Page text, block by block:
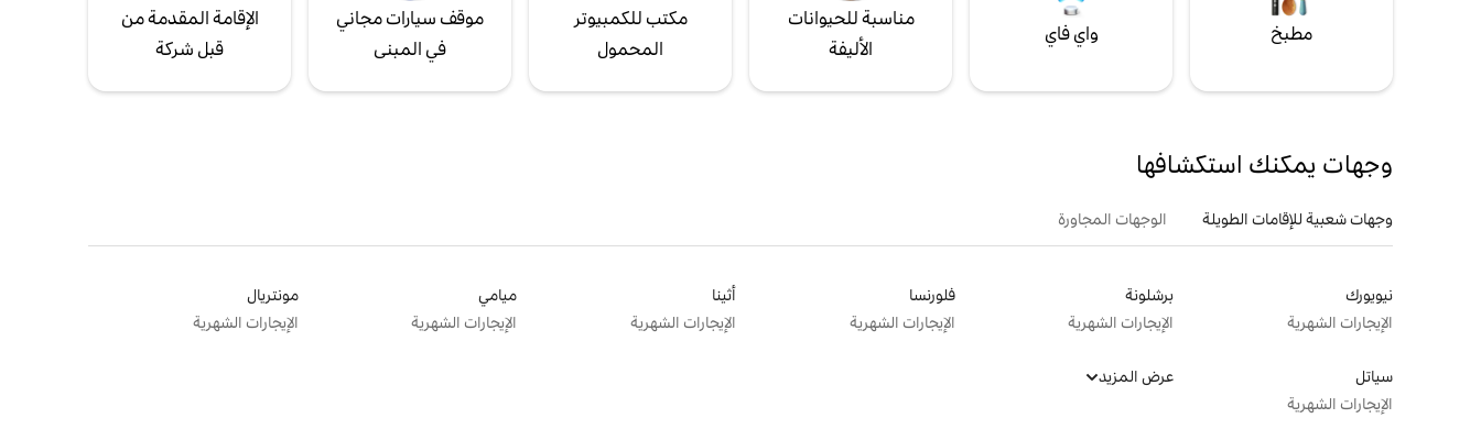
مطبخ واي فاي
مناسبة للحيوانات
الأليفة
مكتب للكمبيوتر
المحمول
موقف سيارات مجاني
في المبنى
الإقامة المقدمة من
قبل شركة
وجهات يمكنك استكشافها
وجهات شعبية للإقامات الطويلة الوجهات المجاورة
نيويورك
الإيجارات الشهرية
برشلونة
الإيجارات الشهرية
فلورنسا
الإيجارات الشهرية
أثينا
الإيجارات الشهرية
ميامي
الإيجارات الشهرية
مونتريال
الإيجارات الشهرية
سياتل
الإيجارات الشهرية
عرض المزيد